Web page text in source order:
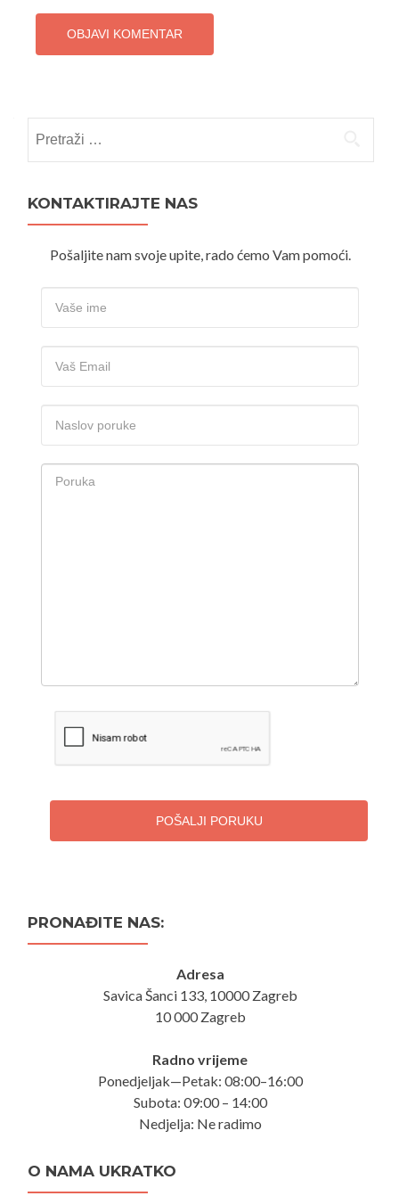
KONTAKTIRAJTE NAS
Pošaljite nam svoje upite, rado ćemo Vam pomoći.
POŠALJI PORUKU
PRONAĐITE NAS:
Adresa
Savica Šanci 133, 10000 Zagreb
10 000 Zagreb
Radno vrijeme
Ponedjeljak—Petak: 08:00–16:00
Subota: 09:00 – 14:00
Nedjelja: Ne radimo
O NAMA UKRATKO